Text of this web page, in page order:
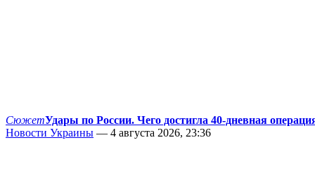
СюжетУдары по России. Чего достигла 40-дневная
Новости Украины — 4 августа 2026, 23:36